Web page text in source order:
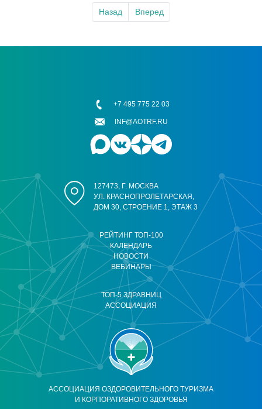
Назад Вперед
АССОЦИАЦИЯ ОЗДОРОВИТЕЛЬНОГО ТУРИЗМА
И КОРПОРАТИВНОГО ЗДОРОВЬЯ
РЕЙТИНГ ТОП-100
КАЛЕНДАРЬ
НОВОСТИ
ВЕБИНАРЫ
ТОП-5 ЗДРАВНИЦ
АССОЦИАЦИЯ
127473, Г. МОСКВА
УЛ. КРАСНОПРОЛЕТАРСКАЯ,
ДОМ 30, СТРОЕНИЕ 1, ЭТАЖ 3
+7 495 775 22 03
INF@AOTRF.RU